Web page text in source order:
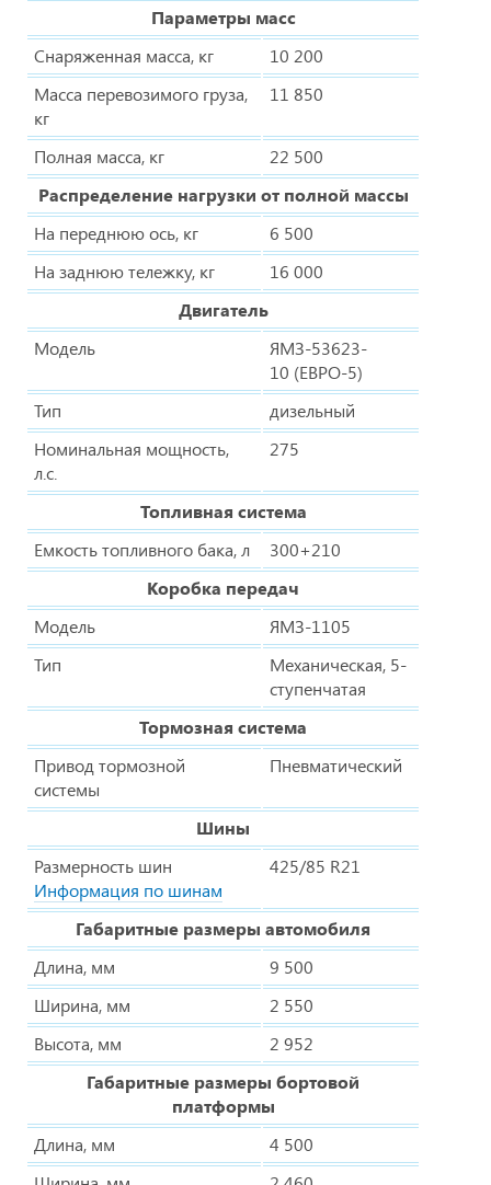
Параметры масс
Снаряженная масса, кг
10 200
Масса перевозимого груза,
кг
11 850
Полная масса, кг
22 500
Распределение нагрузки от полной массы
На переднюю ось, кг
6 500
На заднюю тележку, кг
16 000
Двигатель
Модель
ЯМЗ-53623-
10 (ЕВРО-5)
Тип
дизельный
Номинальная мощность,
л.с.
275
Топливная система
Емкость топливного бака, л
300+210
Коробка передач
Модель
ЯМЗ-1105
Тип
Механическая, 5-
ступенчатая
Тормозная система
Привод тормозной
системы
Пневматический
Шины
Размерность шин
Информация по шинам
425/85 R21
Габаритные размеры автомобиля
Длина, мм
9 500
Ширина, мм
2 550
Высота, мм
2 952
Габаритные размеры бортовой
платформы
Длина, мм
4 500